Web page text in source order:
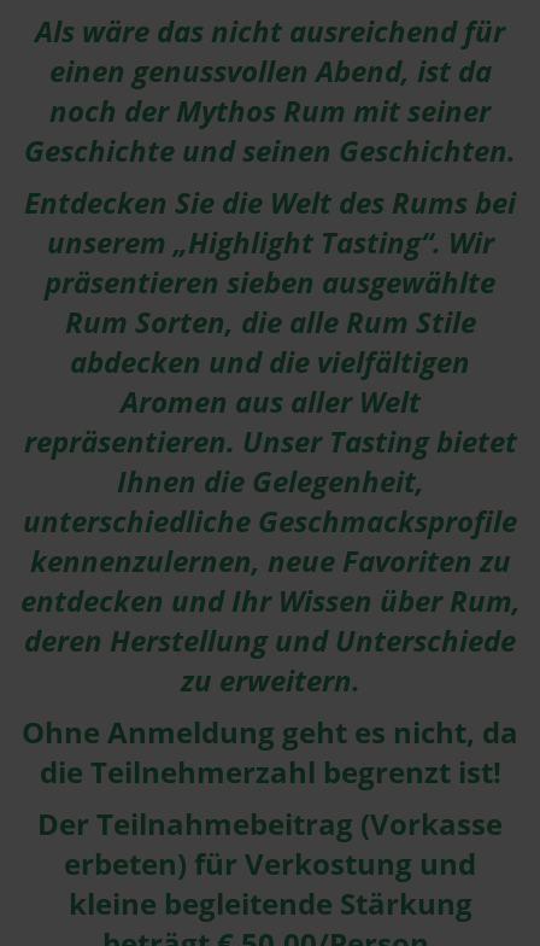
Als wäre das nicht ausreichend für
einen genussvollen Abend, ist da
noch der Mythos Rum mit seiner
Geschichte und seinen Geschichten.
Entdecken Sie die Welt des Rums bei
unserem „Highlight Tasting“. Wir
präsentieren sieben ausgewählte
Rum Sorten, die alle Rum Stile
abdecken und die vielfältigen
Aromen aus aller Welt
repräsentieren. Unser Tasting bietet
Ihnen die Gelegenheit,
unterschiedliche Geschmacksprofile
kennenzulernen, neue Favoriten zu
entdecken und Ihr Wissen über Rum,
deren Herstellung und Unterschiede
zu erweitern.
Ohne Anmeldung geht es nicht, da
die Teilnehmerzahl begrenzt ist!
Der Teilnahmebeitrag (Vorkasse
erbeten) für Verkostung und
kleine begleitende Stärkung